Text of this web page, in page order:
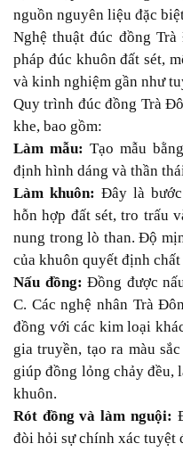
nguồn nguyên liệu đặc
Nghệ thuật đúc đồng
pháp đúc khuôn đất sét,
và kinh nghiệm gần như
Quy trình đúc đồng Trà
khe, bao gồm:
Làm mẫu: Tạo mẫu
định hình dáng và thần
Làm khuôn: Đây là
hỗn hợp đất sét, tro trấu
nung trong lò than. Độ
của khuôn quyết định
Nấu đồng: Đồng được
C. Các nghệ nhân Trà
đồng với các kim loại
gia truyền, tạo ra màu
giúp đồng lỏng chảy đều,
khuôn.
Rót đồng và làm nguội:
đòi hỏi sự chính xác tuyệt